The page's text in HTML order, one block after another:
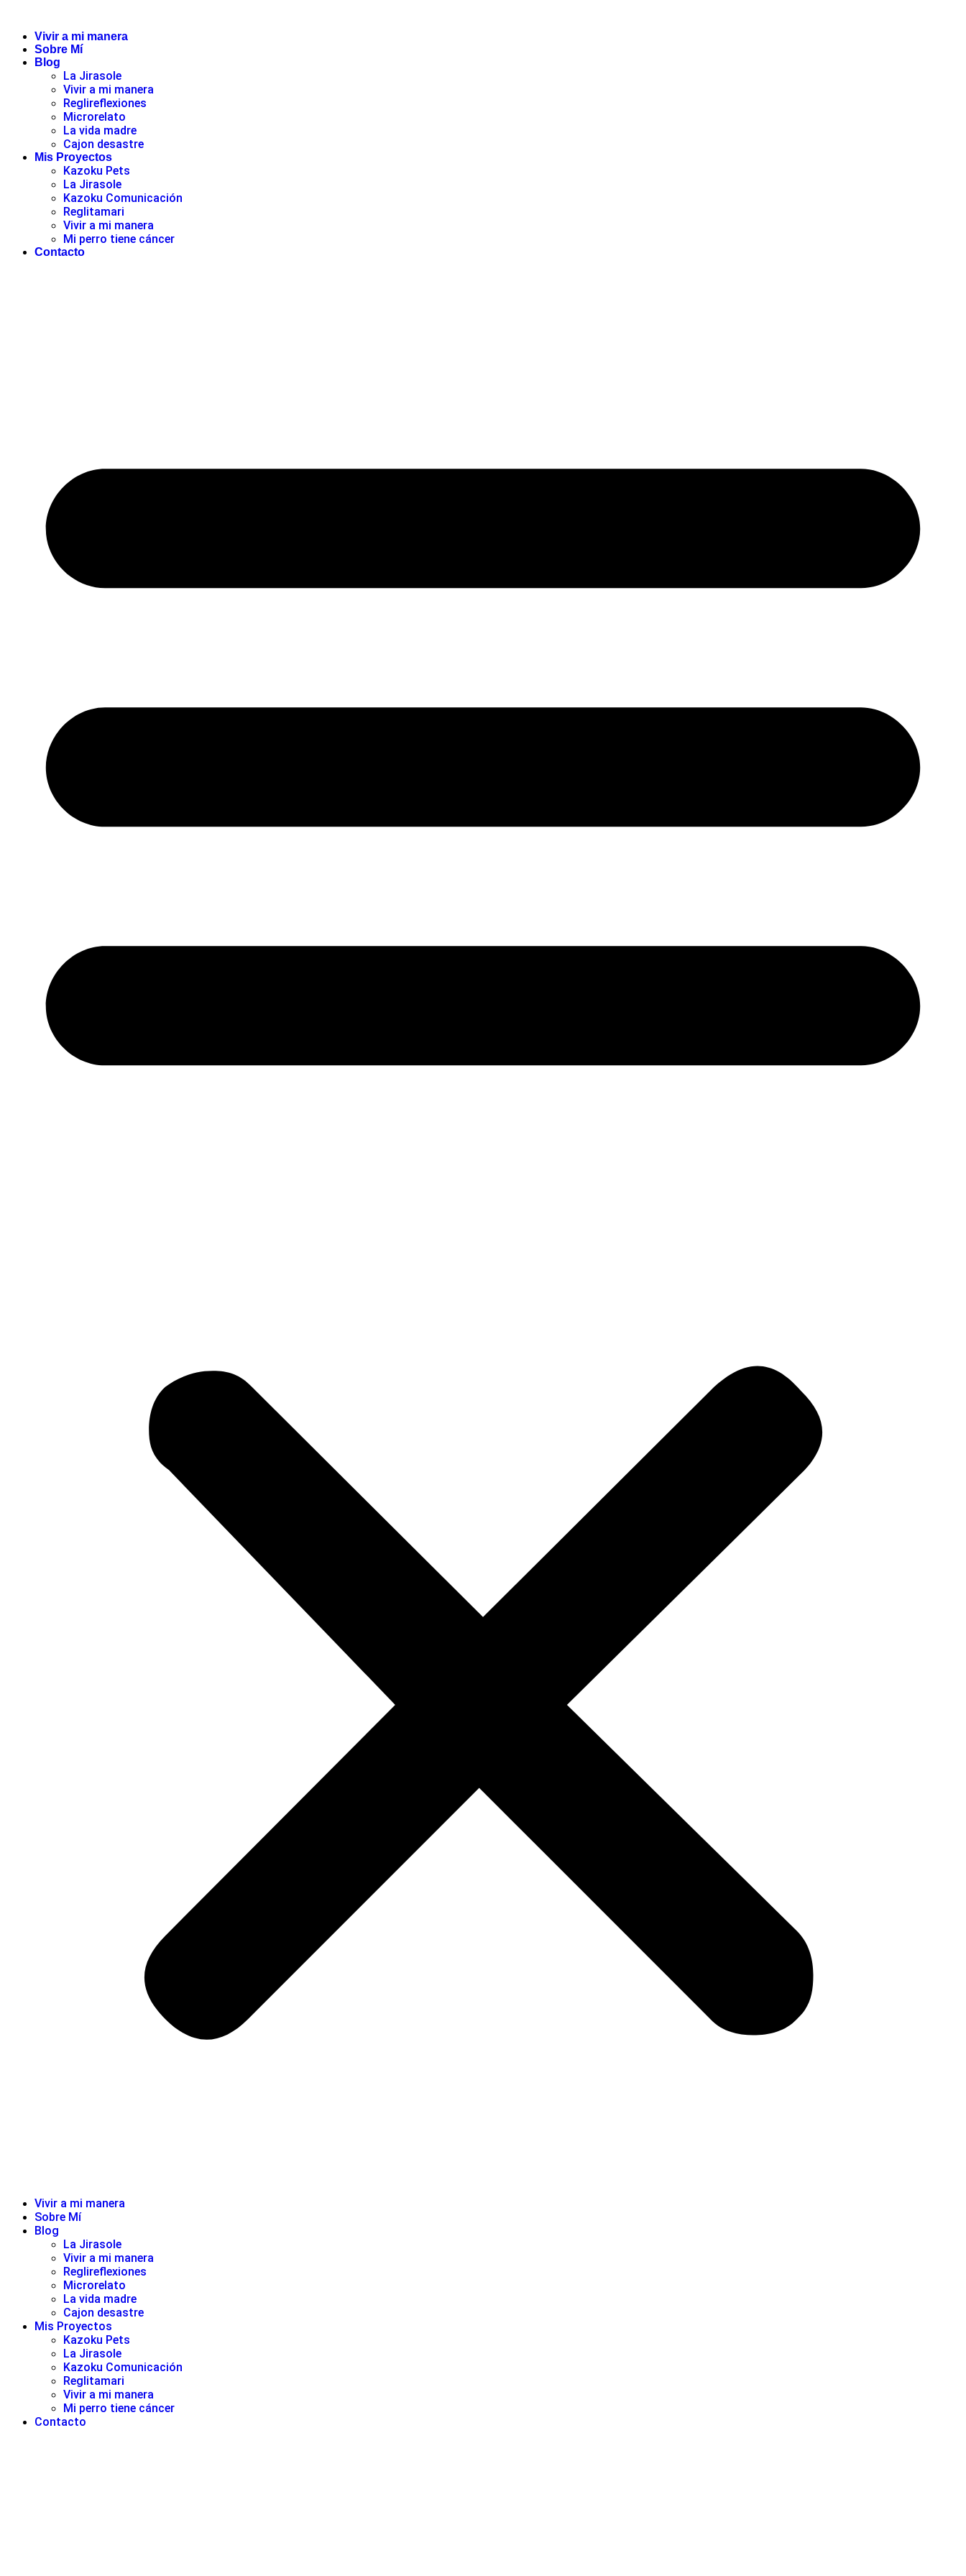
Vivir a mi manera
Sobre Mí
Blog
La Jirasole
Vivir a mi manera
Reglireflexiones
Microrelato
La vida madre
Cajon desastre
Mis Proyectos
Kazoku Pets
La Jirasole
Kazoku Comunicación
Reglitamari
Vivir a mi manera
Mi perro tiene cáncer
Contacto
Vivir a mi manera
Sobre Mí
Blog
La Jirasole
Vivir a mi manera
Reglireflexiones
Microrelato
La vida madre
Cajon desastre
Mis Proyectos
Kazoku Pets
La Jirasole
Kazoku Comunicación
Reglitamari
Vivir a mi manera
Mi perro tiene cáncer
Contacto